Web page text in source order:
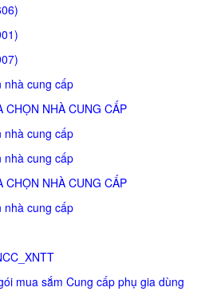
nhà cung cấp
CHỌN NHÀ CUNG CẤP
nhà cung cấp
nhà cung cấp
CHỌN NHÀ CUNG CẤP
nhà cung cấp
mua sắm Cung cấp phụ gia dùng